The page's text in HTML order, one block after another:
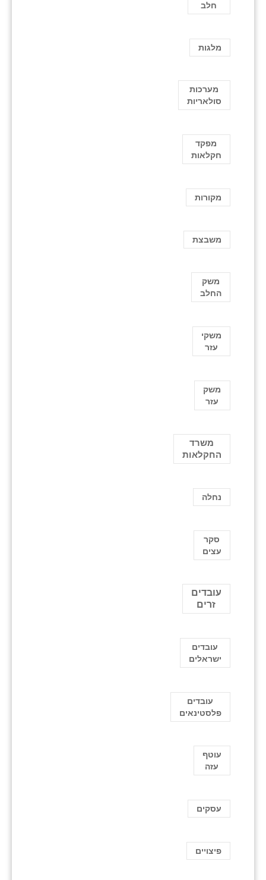
חלב
מלגות
מערכות
סולאריות
מפקד
חקלאות
מקורות
משבצת
משק
החלב
משקי
עזר
משק
עזר
משרד
החקלאות
נחלה
סקר
עצים
עובדים
זרים
עובדים
ישראלים
עובדים
פלסטינאים
עוטף
עזה
עסקים
פיצויים